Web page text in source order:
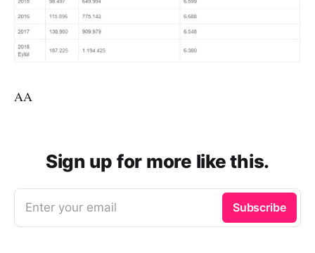
AA
Sign up for more like this.
Enter your email Subscribe